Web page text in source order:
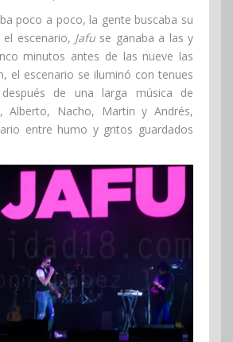
poco a poco, la gente buscaba su
escenario, Jafu se ganaba a las y
minutos antes de las nueve las
el escenario se iluminó con tenues
de una larga música de
Alberto, Nacho, Martin y Andrés,
entre humo y gritos guardados